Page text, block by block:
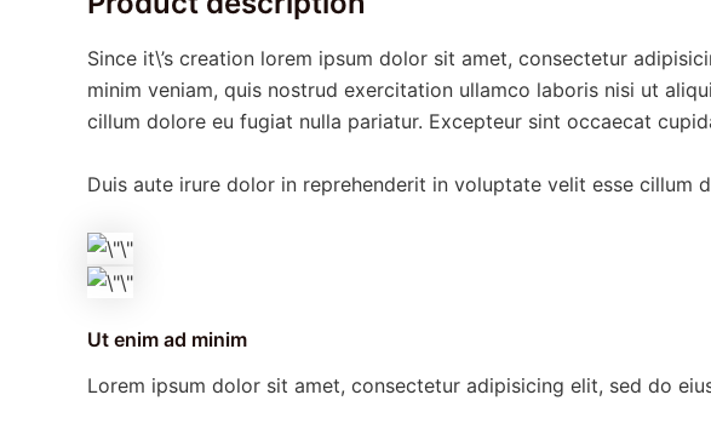
Since it\’s creation lorem ipsum dolor sit amet, consectetur
minim veniam, quis nostrud exercitation ullamco laboris nisi ut
cillum dolore eu fugiat nulla pariatur. Excepteur sint occaecat
Duis aute irure dolor in reprehenderit in voluptate velit esse
Ut enim ad minim
Lorem ipsum dolor sit amet, consectetur adipisicing elit, sed do